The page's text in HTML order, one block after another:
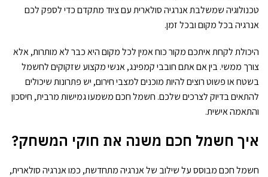
טכנולוגיה שמשלבת אנרגיה סולארית עם ציוד מתקדם כדי לספק לכם
אנרגיה בכל מקום ובכל זמן.
היכולת לקחת איתכם מקור כוח אמין לכל מקום היא כבר לא מותרות, אלא
צורך ממשי. בין אם אתם חובבי קמפינג, אנשי מקצוע שזקוקים לחשמל
בשטח או פשוט רוצים להיות מוכנים למצבי חירום, יש פתרונות שיכולים
להתאים בדיוק לצרכים שלכם. חשמל חכם משמעו גמישות מרבית, חיסכון
והתאמה אישית.
איך חשמל חכם משנה את חוקי המשחק?
חשמל חכם מבוסס על שילוב של אנרגיה מתחדשת, כמו אנרגיה סולארית,